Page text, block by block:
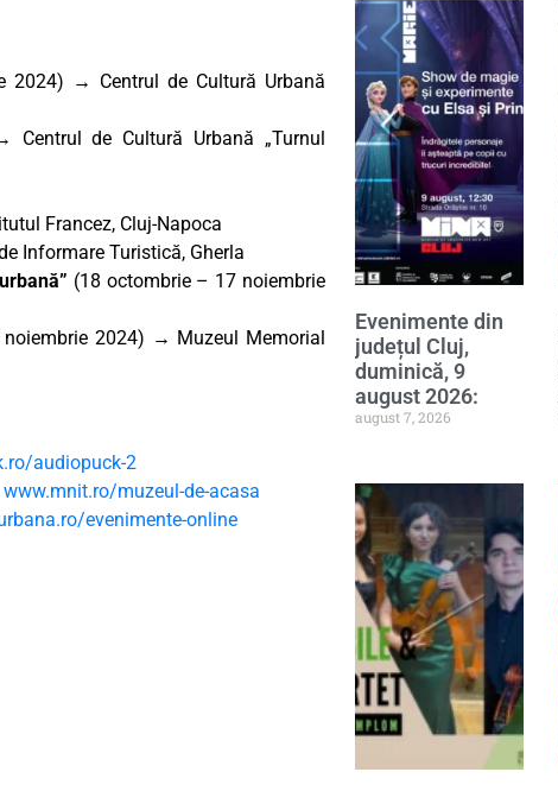
2024) → Centrul de Cultură Urbană
de Cultură Urbană „Turnul
Francez, Cluj-Napoca
Informare Turistică, Gherla
(18 octombrie – 17 noiembrie
2024) → Muzeul Memorial
audiopuck-2
www.mnit.ro/muzeul-de-acasa
evenimente-online
Evenimente din
județul Cluj,
duminică, 9
august 2026:
august 7, 2026